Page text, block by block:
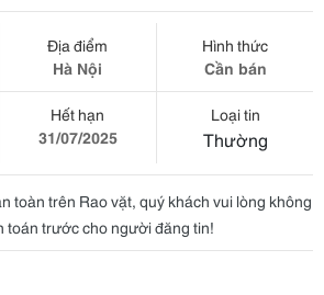
Địa điểm
Hà Nội
Hình thức
Cần bán
Hết hạn
31/07/2025
Loại tin
Thường
toàn trên Rao vặt, quý khách vui lòng không
toán trước cho người đăng tin!